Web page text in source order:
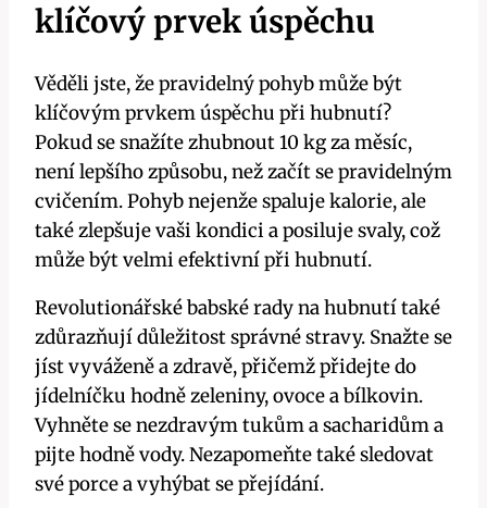
klíčový prvek úspěchu
Věděli jste, že ⁢pravidelný⁣ pohyb může být
klíčovým prvkem úspěchu při ⁣hubnutí?
⁤Pokud ⁤se snažíte zhubnout ⁢10 kg za ⁤měsíc,
není​ lepšího způsobu, než začít se‍ pravidelným
cvičením. Pohyb ​nejenže spaluje kalorie, ale
⁢také zlepšuje vaši kondici a posiluje⁣ svaly, ​což
může‍ být velmi⁤ efektivní při ⁢hubnutí.
Revolutionářské babské rady na hubnutí ⁢také‌
zdůrazňují důležitost správné stravy.​ Snažte se
jíst vyváženě a​ zdravě, přičemž přidejte do
⁢jídelníčku hodně ⁤zeleniny, ovoce a bílkovin.
‍Vyhněte se ‍nezdravým tukům a sacharidům a
⁤pijte hodně vody. ⁣Nezapomeňte také sledovat
své porce a vyhýbat se přejídání.